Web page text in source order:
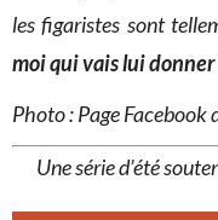
les figaristes sont
moi qui vais lui donner
Photo : Page Facebook
Une série d’été